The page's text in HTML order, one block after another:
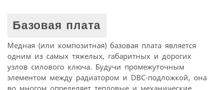
Базовая плата
Медная (или композитная) базовая плата является
одним из самых тяжелых, габаритных и дорогих
узлов силового ключа. Будучи промежуточным
элементом между радиатором и DBC-подложкой, она
во многом определяет тепловые и механические